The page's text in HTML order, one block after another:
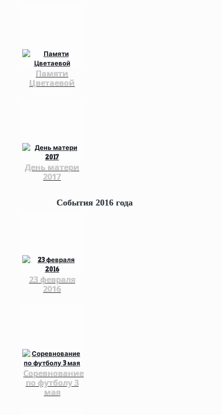
Памяти
Цветаевой
День матери
2017
События 2016 года
23 февраля
2016
Соревнование
по футболу 3
мая